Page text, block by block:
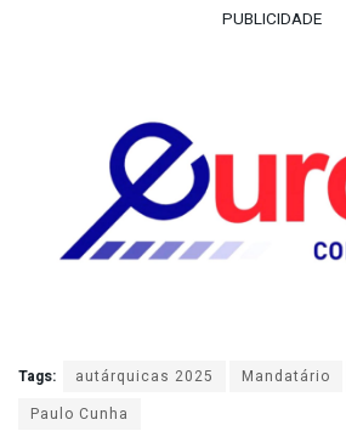
PUBLICIDADE
Tags: autárquicas 2025 Mandatário
Paulo Cunha